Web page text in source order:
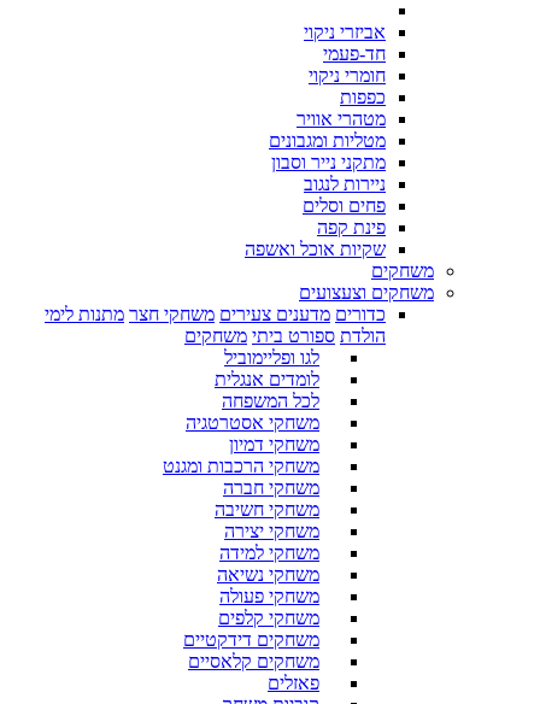
אביזרי ניקוי
חד-פעמי
חומרי ניקוי
כפפות
מטהרי אוויר
מטליות ומגבונים
מתקני נייר וסבון
ניירות לנגוב
פחים וסלים
פינת קפה
שקיות אוכל ואשפה
משחקים
משחקים וצעצועים
כדורים מדענים צעירים משחקי חצר מתנות לימי
הולדת ספורט ביתי משחקים
לגו ופליימוביל
לומדים אנגלית
לכל המשפחה
משחקי אסטרטגיה
משחקי דמיון
משחקי הרכבות ומגנט
משחקי חברה
משחקי חשיבה
משחקי יצירה
משחקי למידה
משחקי נשיאה
משחקי פעולה
משחקי קלפים
משחקים דידקטיים
משחקים קלאסיים
פאזלים